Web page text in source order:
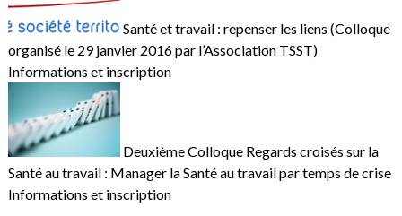
Santé et travail : repenser les liens (Colloque
organisé le 29 janvier 2016 par l’Association TSST)
Informations et inscription
Deuxième Colloque Regards croisés sur la
Santé au travail : Manager la Santé au travail par temps de crise
Informations et inscription